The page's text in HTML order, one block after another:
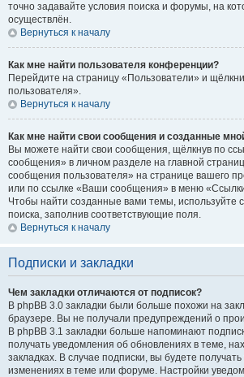
точно задавайте условия поиска и форумы, на
осуществлён.
Вернуться к началу
Как мне найти пользователя конференции?
Перейдите на страницу «Пользователи» и
пользователя».
Вернуться к началу
Как мне найти свои сообщения и созданные
Вы можете найти свои сообщения, щёлкнув по
сообщения» в личном разделе на главной
сообщения пользователя» на странице вашего
или по ссылке «Ваши сообщения» в меню
Чтобы найти созданные вами темы, используйте
поиска, заполнив соответствующие поля.
Вернуться к началу
Подписки и закладки
Чем закладки отличаются от подписок?
В phpBB 3.0 закладки были больше похожи на
браузере. Вы не получали предупреждений о
В phpBB 3.1 закладки больше напоминают
получать уведомления об обновлениях в теме,
закладках. В случае подписки, вы будете
изменениях в теме или форуме. Настройки